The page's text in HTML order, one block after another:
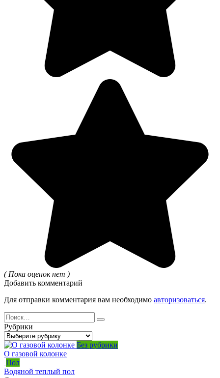
( Пока оценок нет )
Добавить комментарий
Для отправки комментария вам необходимо авторизоваться.
Search
for:
Рубрики
Рубрики
Без рубрики
О газовой колонке
Пол
Водяной теплый пол